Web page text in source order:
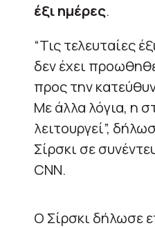
έξι ημέρες.
“Τις τελευταίες
δεν έχει
προς την
Με άλλα λόγια, η
λειτουργεί”,
Σίρσκι σε
CNN.
Ο Σίρσκι δήλωσε